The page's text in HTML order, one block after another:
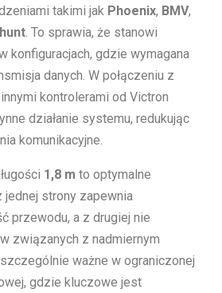
takimi jak Phoenix, BMV,
. To sprawia, że stanowi
konfiguracjach, gdzie wymagana
danych. W połączeniu z
kontrolerami od Victron
działanie systemu, redukując
komunikacyjne.
1,8 m to optymalne
strony zapewnia
przewodu, a z drugiej nie
związanych z nadmiernym
ważne w ograniczonej
gdzie kluczowe jest